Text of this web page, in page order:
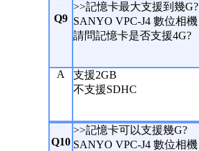
Q9
>>記憶卡最大支援到幾G?
SANYO VPC-J4 數位相機
請問記憶卡是否支援4G?
A
支援2GB
不支援SDHC
Q10
>>記憶卡可以支援幾G?
SANYO VPC-J4 數位相機